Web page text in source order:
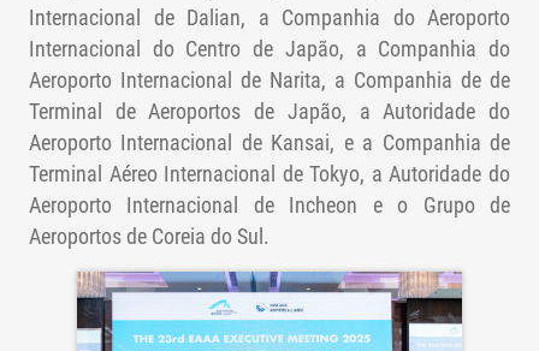
Internacional de Dalian, a Companhia do Aeroporto
Internacional do Centro de Japão, a Companhia do
Aeroporto Internacional de Narita, a Companhia de de
Terminal de Aeroportos de Japão, a Autoridade do
Aeroporto Internacional de Kansai, e a Companhia de
Terminal Aéreo Internacional de Tokyo, a Autoridade do
Aeroporto Internacional de Incheon e o Grupo de
Aeroportos de Coreia do Sul.